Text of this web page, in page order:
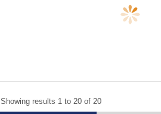
Showing results 1 to 20 of 20